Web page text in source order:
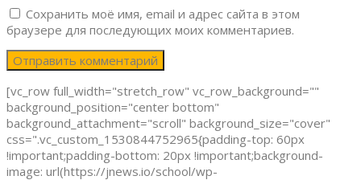
Сохранить моё имя, email и адрес сайта в этом
браузере для последующих моих комментариев.
[vc_row full_width="stretch_row" vc_row_background=""
background_position="center bottom"
background_attachment="scroll" background_size="cover"
css=".vc_custom_1530844752965{padding-top: 60px
!important;padding-bottom: 20px !important;background-
image: url(https://jnews.io/school/wp-